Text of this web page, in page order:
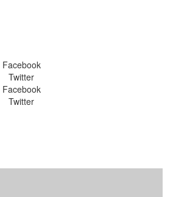
Facebook
Twitter
Facebook
Twitter